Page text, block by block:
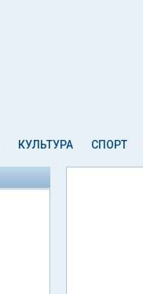
КУЛЬТУРА СПОРТ